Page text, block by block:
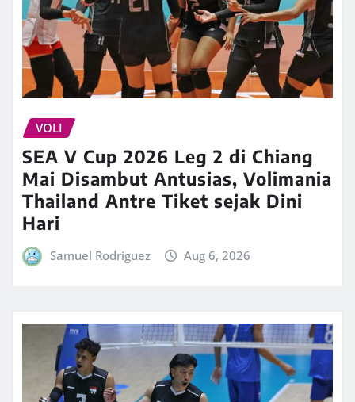
VOLI
SEA V Cup 2026 Leg 2 di Chiang
Mai Disambut Antusias, Volimania
Thailand Antre Tiket sejak Dini
Hari
Samuel Rodriguez Aug 6, 2026